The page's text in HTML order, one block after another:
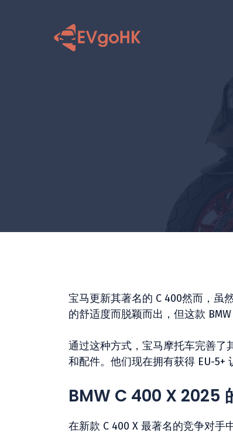
宝马更新其著名的 C 400然而，虽
的舒适度而脱颖而出，但这款
通过这种方式，宝马摩托车完善了
和配件。他们现在拥有获得 EU-5+
BMW C 400 X 2025
在新款 C 400 X 最著名的竞争对手